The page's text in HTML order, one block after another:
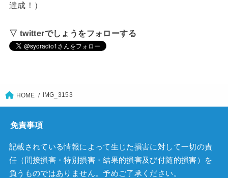
達成！）
▽ twitterでしょうをフォローする
HOME IMG_3153
免責事項
記載されている情報によって生じた損害に対して一切の責
任（間接損害・特別損害・結果的損害及び付随的損害）を
負うものではありません。予めご了承ください。